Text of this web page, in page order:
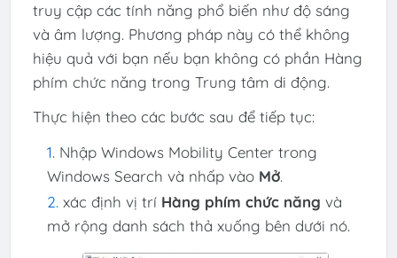
truy cập các tính năng phổ biến như độ sáng
và âm lượng. Phương pháp này có thể không
hiệu quả với bạn nếu bạn không có phần Hàng
phím chức năng trong Trung tâm di động.
Thực hiện theo các bước sau để tiếp tục:
Nhập Windows Mobility Center trong
Windows Search và nhấp vào Mở.
xác định vị trí Hàng phím chức năng và
mở rộng danh sách thả xuống bên dưới nó.